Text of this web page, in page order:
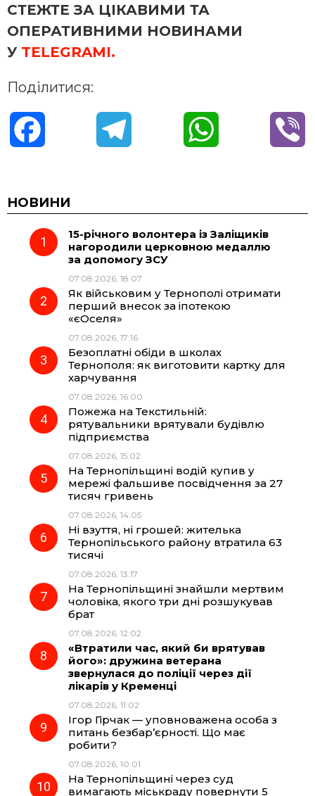
СТЕЖТЕ ЗА ЦІКАВИМИ ТА
ОПЕРАТИВНИМИ НОВИНАМИ
У TELEGRAMІ.
Поділитися:
c
e
o
k
e
g
r
a
m
t
A
НОВИНИ
15-річного волонтера із Заліщиків
нагородили церковною медаллю
за допомогу ЗСУ
07.08.2026, 18:07
Як військовим у Тернополі отримати
перший внесок за іпотекою
«єОселя»
07.08.2026, 17:16
Безоплатні обіди в школах
Тернополя: як виготовити картку для
харчування
07.08.2026, 16:00
Пожежа на Текстильній:
рятувальники врятували будівлю
підприємства
07.08.2026, 15:02
На Тернопільщині водій купив у
мережі фальшиве посвідчення за 27
тисяч гривень
07.08.2026, 14:05
Ні взуття, ні грошей: жителька
Тернопільського району втратила 63
тисячі
07.08.2026, 13:17
На Тернопільщині знайшли мертвим
чоловіка, якого три дні розшукував
брат
07.08.2026, 12:02
«Втратили час, який би врятував
його»: дружина ветерана
звернулася до поліції через дії
лікарів у Кременці
07.08.2026, 11:02
Ігор Гірчак — уповноважена особа з
питань безбар’єрності. Що має
робити?
07.08.2026, 10:01
На Тернопільщині через суд
вимагають міськраду повернути 5